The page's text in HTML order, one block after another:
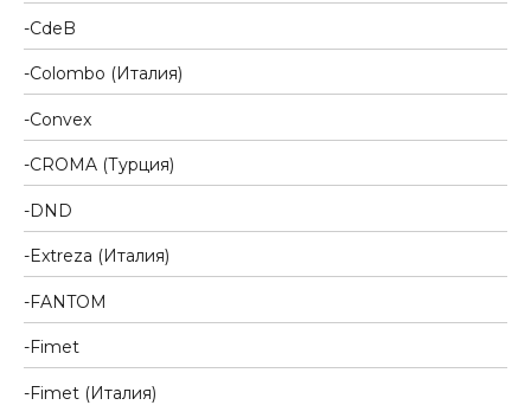
CdeB
Colombo (Италия)
Convex
CROMA (Турция)
DND
Extreza (Италия)
FANTOM
Fimet
Fimet (Италия)